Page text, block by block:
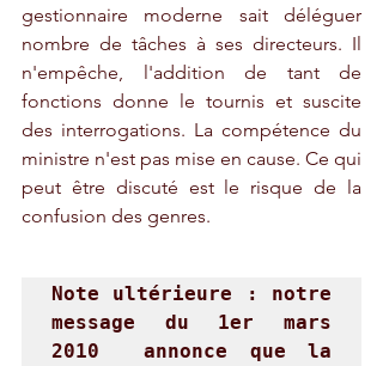
gestionnaire moderne sait déléguer
nombre de tâches à ses directeurs. Il
n'empêche, l'addition de tant de
fonctions donne le tournis et suscite
des interrogations. La compétence du
ministre n'est pas mise en cause. Ce qui
peut être discuté est le risque de la
confusion des genres.
Note ultérieure : notre
message du 1er mars
2010  annonce que la